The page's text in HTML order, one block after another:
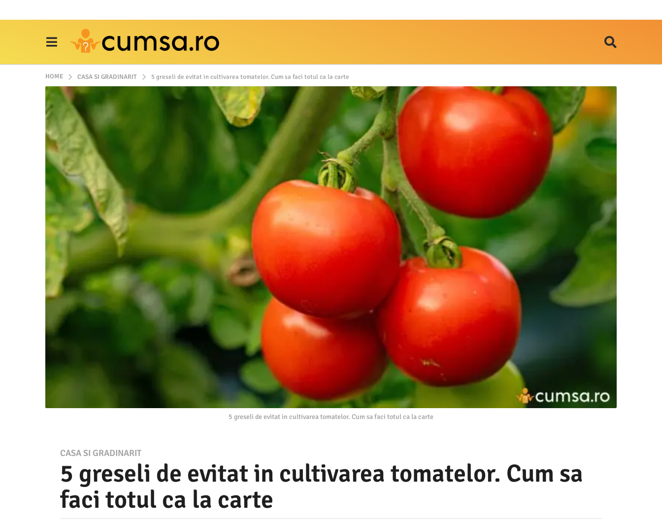
HOME CASA SI GRADINARIT 5 greseli de evitat in cultivarea tomatelor. Cum sa faci totul ca la carte
5 greseli de evitat in cultivarea tomatelor. Cum sa faci totul ca la carte
1
7
.
0
CASA SI GRADINARIT
5 greseli de evitat in cultivarea tomatelor. Cum sa
faci totul ca la carte